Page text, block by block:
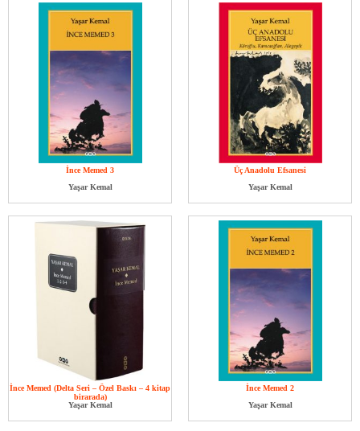
İnce Memed 3
Yaşar Kemal
Üç Anadolu Efsanesi
Yaşar Kemal
İnce Memed (Delta Seri – Özel Baskı – 4 kitap
birarada)
Yaşar Kemal
İnce Memed 2
Yaşar Kemal